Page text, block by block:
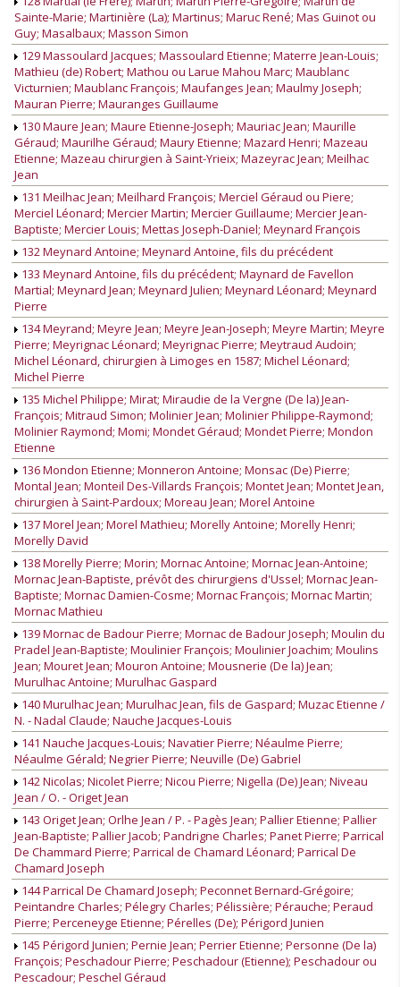
Sainte-Marie; Martinière (La); Martinus; Maruc René; Mas Guinot ou
Guy; Masalbaux; Masson Simon
129 Massoulard Jacques; Massoulard Etienne; Materre Jean-Louis;
Mathieu (de) Robert; Mathou ou Larue Mahou Marc; Maublanc
Victurnien; Maublanc François; Maufanges Jean; Maulmy Joseph;
Mauran Pierre; Mauranges Guillaume
130 Maure Jean; Maure Etienne-Joseph; Mauriac Jean; Maurille
Géraud; Maurilhe Géraud; Maury Etienne; Mazard Henri; Mazeau
Etienne; Mazeau chirurgien à Saint-Yrieix; Mazeyrac Jean; Meilhac
Jean
131 Meilhac Jean; Meilhard François; Merciel Géraud ou Piere;
Merciel Léonard; Mercier Martin; Mercier Guillaume; Mercier Jean-
Baptiste; Mercier Louis; Mettas Joseph-Daniel; Meynard François
132 Meynard Antoine; Meynard Antoine, fils du précédent
133 Meynard Antoine, fils du précédent; Maynard de Favellon
Martial; Meynard Jean; Meynard Julien; Meynard Léonard; Meynard
Pierre
134 Meyrand; Meyre Jean; Meyre Jean-Joseph; Meyre Martin; Meyre
Pierre; Meyrignac Léonard; Meyrignac Pierre; Meytraud Audoin;
Michel Léonard, chirurgien à Limoges en 1587; Michel Léonard;
Michel Pierre
135 Michel Philippe; Mirat; Miraudie de la Vergne (De la) Jean-
François; Mitraud Simon; Molinier Jean; Molinier Philippe-Raymond;
Molinier Raymond; Momi; Mondet Géraud; Mondet Pierre; Mondon
Etienne
136 Mondon Etienne; Monneron Antoine; Monsac (De) Pierre;
Montal Jean; Monteil Des-Villards François; Montet Jean; Montet Jean,
chirurgien à Saint-Pardoux; Moreau Jean; Morel Antoine
137 Morel Jean; Morel Mathieu; Morelly Antoine; Morelly Henri;
Morelly David
138 Morelly Pierre; Morin; Mornac Antoine; Mornac Jean-Antoine;
Mornac Jean-Baptiste, prévôt des chirurgiens d'Ussel; Mornac Jean-
Baptiste; Mornac Damien-Cosme; Mornac François; Mornac Martin;
Mornac Mathieu
139 Mornac de Badour Pierre; Mornac de Badour Joseph; Moulin du
Pradel Jean-Baptiste; Moulinier François; Moulinier Joachim; Moulins
Jean; Mouret Jean; Mouron Antoine; Mousnerie (De la) Jean;
Murulhac Antoine; Murulhac Gaspard
140 Murulhac Jean; Murulhac Jean, fils de Gaspard; Muzac Etienne /
N. - Nadal Claude; Nauche Jacques-Louis
141 Nauche Jacques-Louis; Navatier Pierre; Néaulme Pierre;
Néaulme Gérald; Negrier Pierre; Neuville (De) Gabriel
142 Nicolas; Nicolet Pierre; Nicou Pierre; Nigella (De) Jean; Niveau
Jean / O. - Origet Jean
143 Origet Jean; Orlhe Jean / P. - Pagès Jean; Pallier Etienne; Pallier
Jean-Baptiste; Pallier Jacob; Pandrigne Charles; Panet Pierre; Parrical
De Chammard Pierre; Parrical de Chamard Léonard; Parrical De
Chamard Joseph
144 Parrical De Chamard Joseph; Peconnet Bernard-Grégoire;
Peintandre Charles; Pélegry Charles; Pélissière; Pérauche; Peraud
Pierre; Perceneyge Etienne; Pérelles (De); Périgord Junien
145 Périgord Junien; Pernie Jean; Perrier Etienne; Personne (De la)
François; Peschadour Pierre; Peschadour (Etienne); Peschadour ou
Pescadour; Peschel Géraud